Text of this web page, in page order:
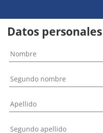
Datos personales